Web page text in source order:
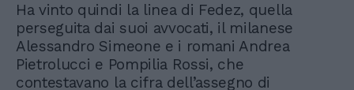
Ha vinto quindi la linea di Fedez, quella
perseguita dai suoi avvocati, il milanese
Alessandro Simeone e i romani Andrea
Pietrolucci e Pompilia Rossi, che
contestavano la cifra dell’assegno di